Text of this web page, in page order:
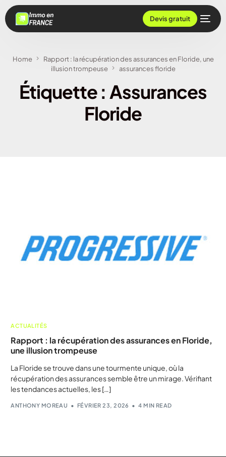
Devis gratuit
Home
Rapport : la récupération des assurances en Floride, une
illusion trompeuse
assurances floride
Étiquette : Assurances
Floride
ACTUALITÉS
Rapport : la récupération des assurances en Floride,
une illusion trompeuse
La Floride se trouve dans une tourmente unique, où la
récupération des assurances semble être un mirage. Vérifiant
les tendances actuelles, les […]
ANTHONY MOREAU FÉVRIER 23, 2026 4 MIN READ